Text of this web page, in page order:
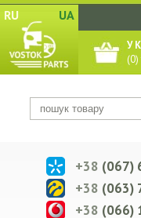
RU UA
У
(0)
+38 (067)
+38 (063)
+38 (066)